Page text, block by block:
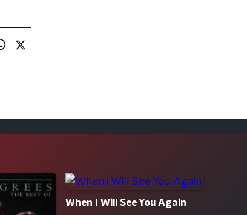
When I Will See You Again